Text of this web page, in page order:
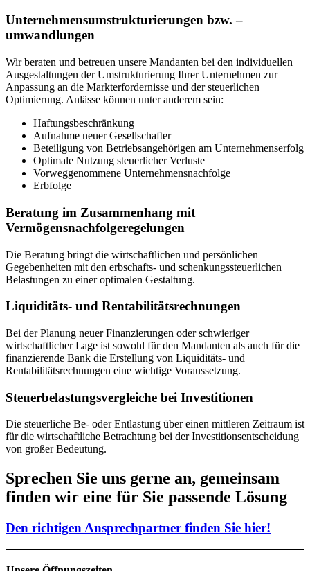
Unternehmensumstrukturierungen bzw. –
umwandlungen
Wir beraten und betreuen unsere Mandanten bei den individuellen
Ausgestaltungen der Umstrukturierung Ihrer Unternehmen zur
Anpassung an die Markterfordernisse und der steuerlichen
Optimierung. Anlässe können unter anderem sein:
Haftungsbeschränkung
Aufnahme neuer Gesellschafter
Beteiligung von Betriebsangehörigen am Unternehmenserfolg
Optimale Nutzung steuerlicher Verluste
Vorweggenommene Unternehmensnachfolge
Erbfolge
Beratung im Zusammenhang mit
Vermögensnachfolgeregelungen
Die Beratung bringt die wirtschaftlichen und persönlichen
Gegebenheiten mit den erbschafts- und schenkungssteuerlichen
Belastungen zu einer optimalen Gestaltung.
Liquiditäts- und Rentabilitätsrechnungen
Bei der Planung neuer Finanzierungen oder schwieriger
wirtschaftlicher Lage ist sowohl für den Mandanten als auch für die
finanzierende Bank die Erstellung von Liquiditäts- und
Rentabilitätsrechnungen eine wichtige Voraussetzung.
Steuerbelastungsvergleiche bei Investitionen
Die steuerliche Be- oder Entlastung über einen mittleren Zeitraum ist
für die wirtschaftliche Betrachtung bei der Investitionsentscheidung
von großer Bedeutung.
Sprechen Sie uns gerne an, gemeinsam
finden wir eine für Sie passende Lösung
Den richtigen Ansprechpartner finden Sie hier!